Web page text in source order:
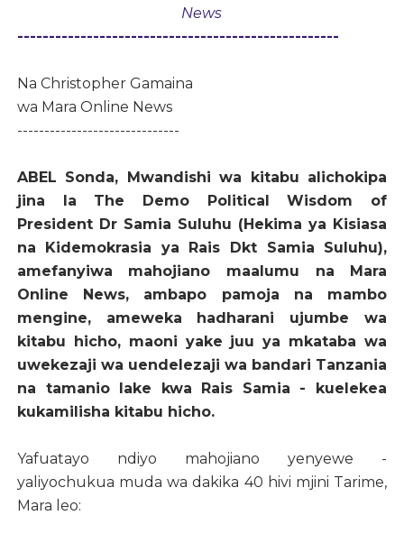
News
---------------------------------------------------
Na Christopher Gamaina
wa Mara Online News
------------------------------
ABEL Sonda, Mwandishi wa kitabu alichokipa
jina la The Demo Political Wisdom of
President Dr Samia Suluhu (Hekima ya Kisiasa
na Kidemokrasia ya Rais Dkt Samia Suluhu),
amefanyiwa mahojiano maalumu na Mara
Online News, ambapo pamoja na mambo
mengine, ameweka hadharani ujumbe wa
kitabu hicho, maoni yake juu ya mkataba wa
uwekezaji wa uendelezaji wa bandari Tanzania
na tamanio lake kwa Rais Samia - kuelekea
kukamilisha kitabu hicho.
Yafuatayo ndiyo mahojiano yenyewe -
yaliyochukua muda wa dakika 40 hivi mjini Tarime,
Mara leo: